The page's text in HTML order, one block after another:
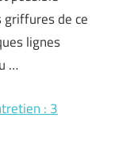
griffures de ce
lignes
…
: 3